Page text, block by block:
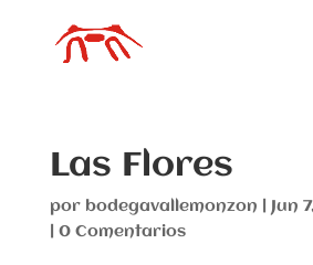
Las Flores
por bodegavallemonzon Jun
0 Comentarios